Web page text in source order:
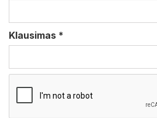
Klausimas *